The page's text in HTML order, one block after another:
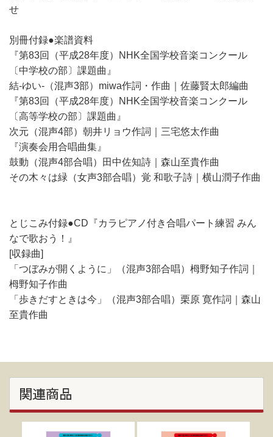
せ
別冊付録●楽譜資料
『第83回（平成28年度）NHK全国学校音楽コンクール
〔中学校の部〕課題曲』
結-ゆい-（混声3部）miwa作詞・作曲｜佐藤賢太郎編曲
『第83回（平成28年度）NHK全国学校音楽コンクール
〔高等学校の部〕課題曲』
次元（混声4部）朝井リョウ作詞｜三宅悠太作曲
『演奏会用合唱曲集』
鼓動（混声4部合唱）田中佐知詩｜森山至貴作曲
その木々は緑（女声3部合唱）覚 和歌子詩｜横山潤子作曲
とじこみ付録●CD『カラピアノ付き合唱パート練習 みん
なで歌おう！』
[収録曲]
「つぼみが開くように」（混声3部合唱）栂野知子作詞｜
栂野知子作曲
「歩きだすときは今」（混声3部合唱）栗原 寛作詞｜森山
至貴作曲
関連商品